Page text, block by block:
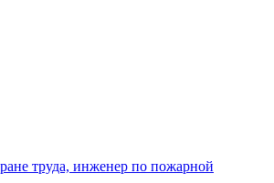
труда, инженер по пожарной